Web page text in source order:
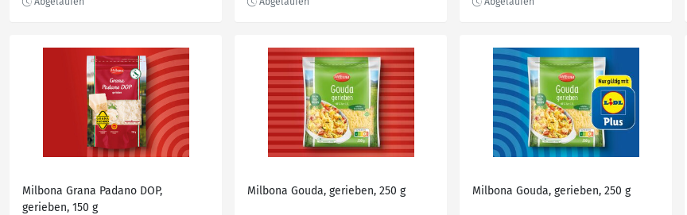
Milbona Grana Padano DOP,
gerieben, 150 g
Milbona Gouda, gerieben, 250 g Milbona Gouda, gerieben, 250 g